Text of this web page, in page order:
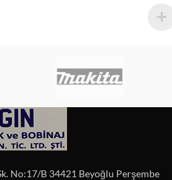
No:17/B 34421 Beyoğlu Perşembe